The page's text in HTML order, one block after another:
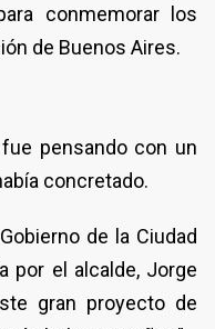
conmemorar los
de Buenos Aires.
pensando con un
concretado.
de la Ciudad
por el alcalde, Jorge
gran proyecto de